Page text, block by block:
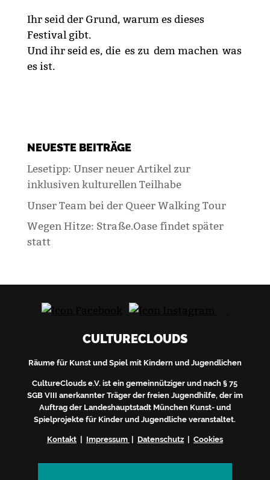
Ihr seid der Grund, warum es dieses
Festival gibt.
Und ihr seid es, die es zu dem machen was
es ist.
NEUESTE BEITRÄGE
Lesetipp: Unser neuer Artikel zur
inklusiven kulturellen Teilhabe
Unser Team bei der Queer Walking Tour
Wegen Hitze: Straße.Oase findet später
statt
CULTURECLOUDS
Räume für Kunst und Spiel mit Kindern und Jugendlichen
CultureClouds e.V. ist ein gemeinnütziger und nach § 75
SGB VIII anerkannter Träger der freien Jugendhilfe, der im
Auftrag der Landeshauptstadt München Kunst- und
Spielprojekte für Kinder und Jugendliche veranstaltet.
Kontakt| Impressum | Datenschutz| Cookies